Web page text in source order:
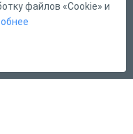
файлов «Cookie» и